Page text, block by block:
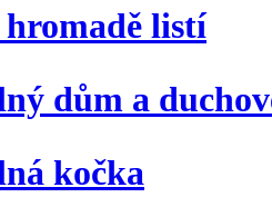
hromadě listí
dům a
kočka